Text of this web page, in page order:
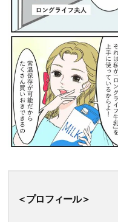
＜プロフィール＞